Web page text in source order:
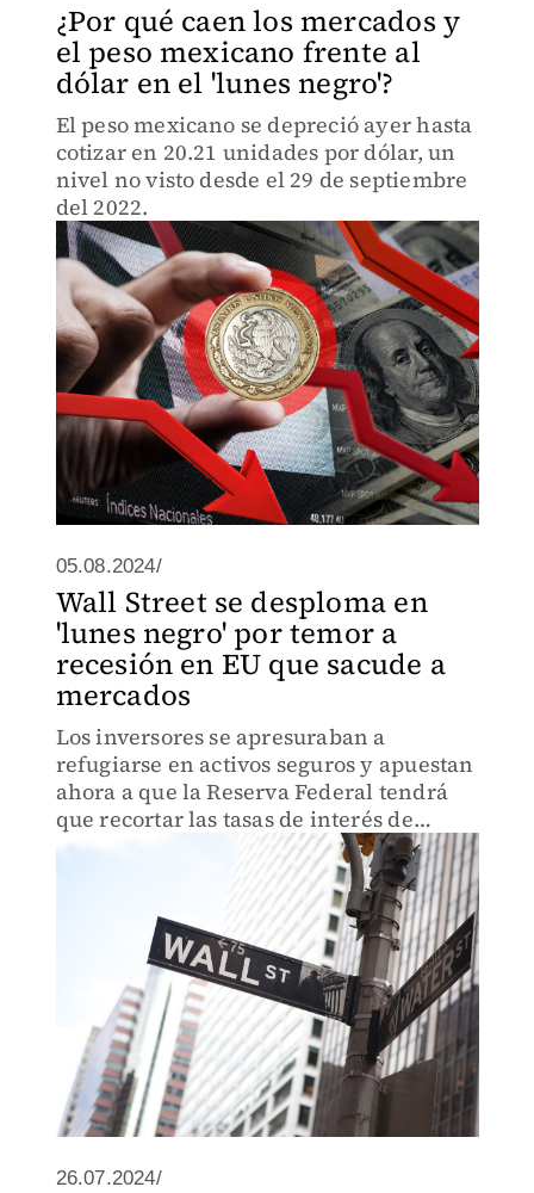
¿Por qué caen los mercados y
el peso mexicano frente al
dólar en el 'lunes negro'?
El peso mexicano se depreció ayer hasta
cotizar en 20.21 unidades por dólar, un
nivel no visto desde el 29 de septiembre
del 2022.
05.08.2024/
Wall Street se desploma en
'lunes negro' por temor a
recesión en EU que sacude a
mercados
Los inversores se apresuraban a
refugiarse en activos seguros y apuestan
ahora a que la Reserva Federal tendrá
que recortar las tasas de interés de
forma agresiva para estimular el
26.07.2024/